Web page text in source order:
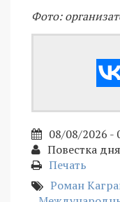
Фото:
08/08/2026 -
Повестка дня
Печать
Роман